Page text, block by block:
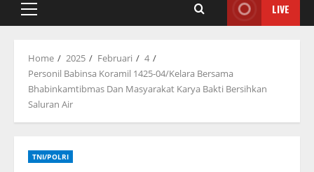
Primary
LIVE
Home 2025 Februari
4
Personil Babinsa Koramil 1425-04/Kelara Bersama
Bhabinkamtibmas Dan Masyarakat Karya Bakti Bersihkan
Saluran Air
TNI/POLRI